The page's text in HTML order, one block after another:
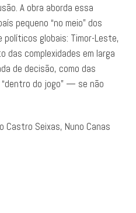
A obra aborda essa
pequeno “no meio” dos
globais: Timor-Leste,
complexidades em larga
de decisão, como das
do jogo” — se não
Castro Seixas, Nuno Canas